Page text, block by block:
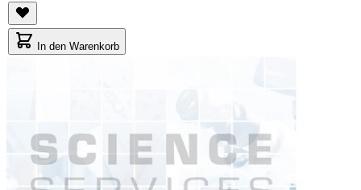
In den Warenkorb